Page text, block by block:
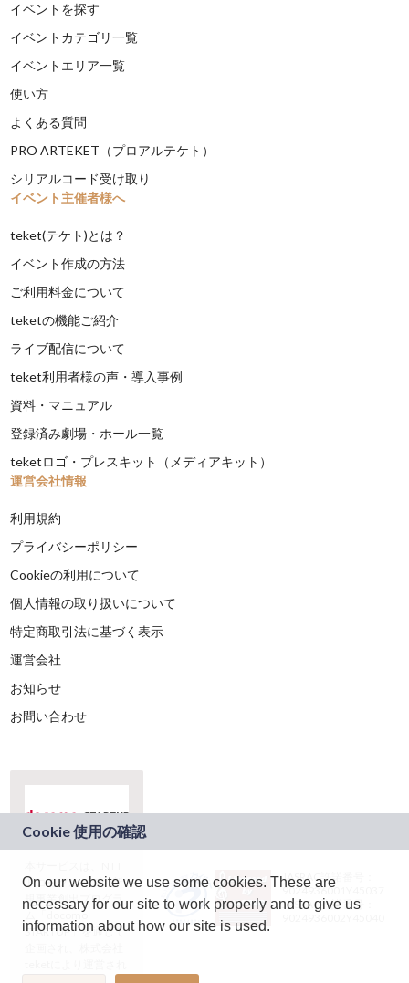
イベントを探す
イベントカテゴリ一覧
イベントエリア一覧
使い方
よくある質問
PRO ARTEKET（プロアルテケト）
シリアルコード受け取り
イベント主催者様へ
teket(テケト)とは？
イベント作成の方法
ご利用料金について
teketの機能ご紹介
ライブ配信について
teket利用者様の声・導入事例
資料・マニュアル
登録済み劇場・ホール一覧
teketロゴ・プレスキット（メディアキット）
運営会社情報
利用規約
プライバシーポリシー
Cookieの利用について
個人情報の取り扱いについて
特定商取引法に基づく表示
運営会社
お知らせ
お問い合わせ
ドコモグループの新
規事業創出プログラ
ム「docomo
STARTUP」を通じて
JASRAC許諾番号：
9024936001Y45037
JASRAC許諾番号：
On our website we use some cookies. These are
necessary for our site to work properly and to give us
information about how our site is used.